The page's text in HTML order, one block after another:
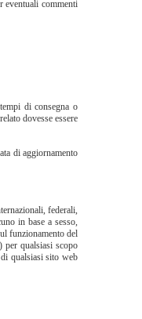
eventuali commenti
di consegna o
dovesse essere
di aggiornamento
federali,
in base a sesso,
funzionamento del
qualsiasi scopo
qualsiasi sito web